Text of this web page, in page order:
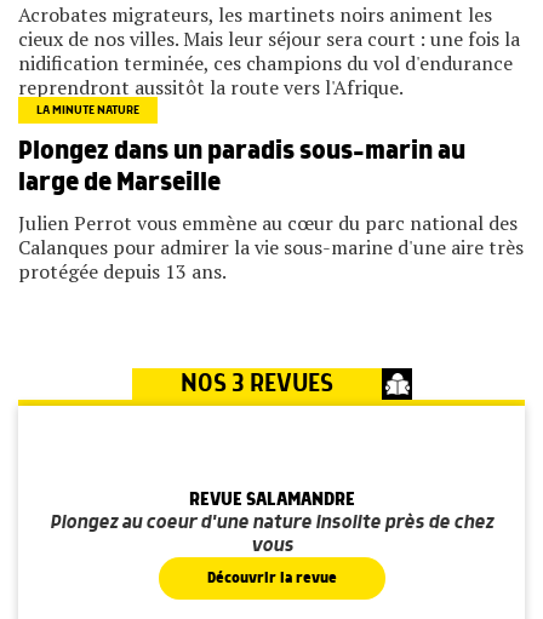
Acrobates migrateurs, les martinets noirs animent les
cieux de nos villes. Mais leur séjour sera court : une fois la
nidification terminée, ces champions du vol d'endurance
reprendront aussitôt la route vers l'Afrique.
LA MINUTE NATURE
Plongez dans un paradis sous-marin au
large de Marseille
Julien Perrot vous emmène au cœur du parc national des
Calanques pour admirer la vie sous-marine d'une aire très
protégée depuis 13 ans.
NOS 3 REVUES
REVUE SALAMANDRE
Plongez au coeur d'une nature insolite près de chez
vous
Découvrir la revue